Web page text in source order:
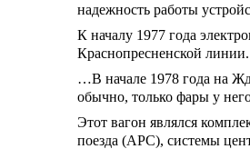
надежность работы
К началу 1977 года
Краснопресненской линии.
…В начале 1978 года на
обычно, только фары у
Этот вагон являлся
поезда (АРС), системы